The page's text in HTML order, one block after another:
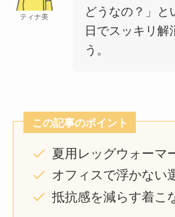
ティナ美
どうなの？」と
日でスッキリ解
う。
この記事のポイント
夏用レッグウォーマ
オフィスで浮かない
抵抗感を減らす着こ